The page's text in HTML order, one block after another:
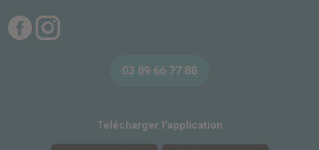
03 89 66 77 88
Télécharger l'application